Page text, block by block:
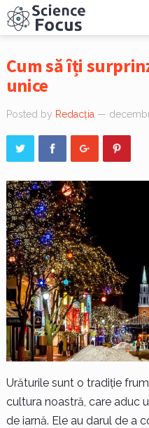
Cum să îți
unice
Posted by Redacția —
Urăturile sunt o tradiție
cultura noastră, care aduc
de iarnă. Ele au darul de a